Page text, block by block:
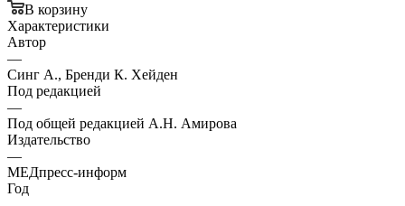
В корзину
Характеристики
Автор
—
Синг А., Бренди К. Хейден
Под редакцией
—
Под общей редакцией А.Н. Амирова
Издательство
—
МЕДпресс-информ
Год